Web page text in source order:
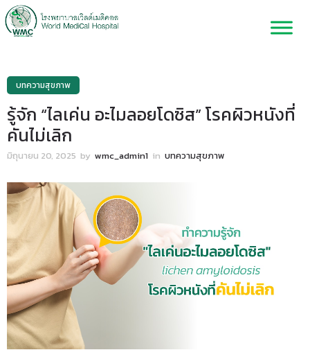
บทความสุขภาพ
รู้จัก “ไลเค่น อะไมลอยโดซิส” โรคผิวหนังที่
คันไม่เลิก
มิถุนายน 20, 2025 by wmc_admin1 in บทความสุขภาพ